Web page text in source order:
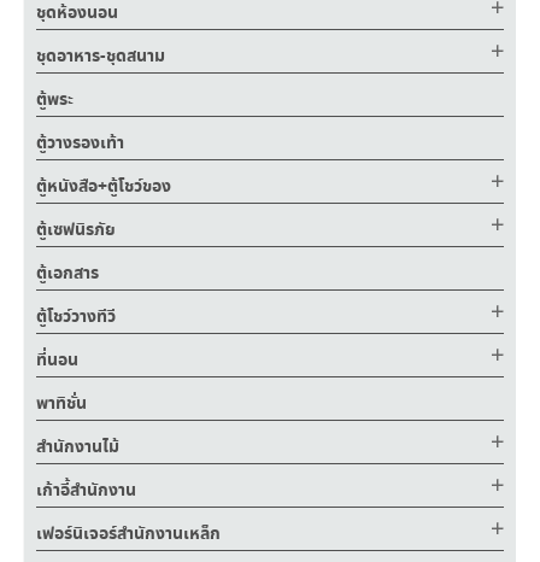
ชุดห้องนอน
ชุดอาหาร-ชุดสนาม
ตู้พระ
ตู้วางรองเท้า
ตู้หนังสือ+ตู้โชว์ของ
ตู้เซฟนิรภัย
ตู้เอกสาร
ตู้โชว์วางทีวี
ที่นอน
พาทิชั่น
สำนักงานไม้
เก้าอี้สำนักงาน
เฟอร์นิเจอร์สำนักงานเหล็ก